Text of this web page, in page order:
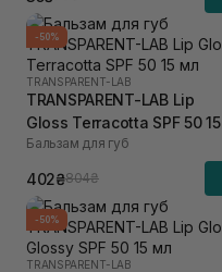
-50%
TRANSPARENT-LAB
TRANSPARENT-LAB Lip
Gloss Terracotta SPF 50 15
мл
Бальзам для губ
402₴804₴
-50%
TRANSPARENT-LAB